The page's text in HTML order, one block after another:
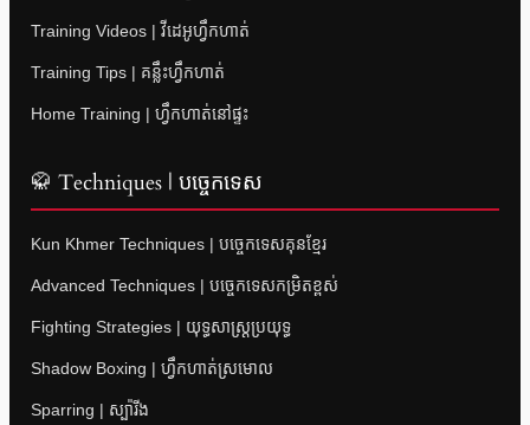
Training Videos | វីដេអូហ្វឹកហាត់
Training Tips | គន្លឹះហ្វឹកហាត់
Home Training | ហ្វឹកហាត់នៅផ្ទះ
🥋 Techniques | បច្ចេកទេស
Kun Khmer Techniques | បច្ចេកទេសគុនខ្មែរ
Advanced Techniques | បច្ចេកទេសកម្រិតខ្ពស់
Fighting Strategies | យុទ្ធសាស្ត្រប្រយុទ្ធ
Shadow Boxing | ហ្វឹកហាត់ស្រមោល
Sparring | ស្ប៉ារីង